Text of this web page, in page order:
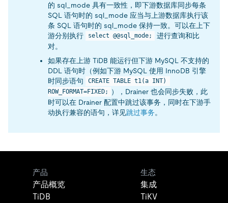
的 sql_mode 具有一致性，即下游数据库同步每条
SQL 语句时的 sql_mode 应当与上游数据库执行该
条 SQL 语句时的 sql_mode 保持一致。可以在上下
游分别执行
select @@sql_mode;
进行查询和比
对。
如果存在上游 TiDB 能运行但下游 MySQL 不支持的
DDL 语句时（例如下游 MySQL 使用 InnoDB 引擎
时同步语句
CREATE TABLE t1(a INT)
ROW_FORMAT=FIXED;
），Drainer 也会同步失败，此
时可以在 Drainer 配置中跳过该事务，同时在下游手
动执行兼容的语句，详见跳过事务。
产品
产品概览
TiDB
生态
集成
TiKV